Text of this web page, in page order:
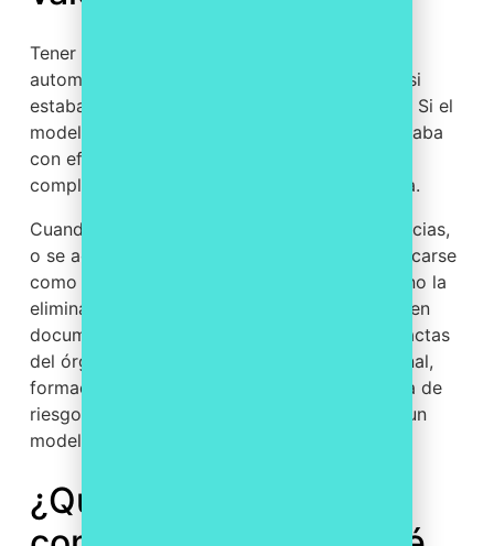
Tener un modelo no garantiza la exención
automática: el tribunal valora si era idóneo y si
estaba realmente implantado antes del delito. Si el
modelo cumple todos los requisitos y funcionaba
con eficacia, puede operar como eximente
completa de la responsabilidad de la empresa.
Cuando el modelo existe pero presenta carencias,
o se acredita solo de forma parcial, suele aplicarse
como atenuante, lo que reduce la pena pero no la
elimina. Por eso la clave no es redactar un buen
documento, sino mantener evidencias vivas: actas
del órgano de cumplimiento, registros del canal,
formaciones impartidas y revisiones del mapa de
riesgos. Esa trazabilidad es lo que convierte un
modelo sobre el papel en una defensa real.
¿Qué delitos cubre el